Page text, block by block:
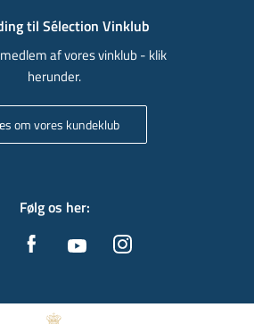
til Sélection Vinklub
af vores vinklub - klik
herunder.
om vores kundeklub
Følg os her: